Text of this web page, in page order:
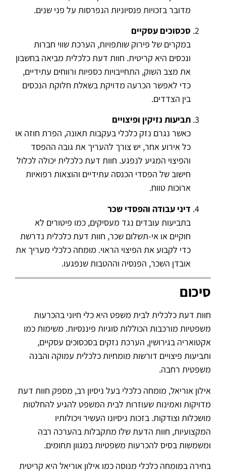
מדובר בזכויות פנסיוניות הנפרסות על פני שנים.
סכסוכים עסקיים
במקרים של פירוק שותפויות, הערכת שווי חברות
ונכסים היא קריטית. חוות דעת כלכלית מביאה בחשבון
את מצב השוק, התחייבויות כספיות ורווחים עתידיים,
כדי לאפשר הכרעה מדויקת בשאלת חלוקת הנכסים
בין הצדדים.
תביעות נזיקין ופיצויים
כאשר נגרם נזק כלכלי בעקבות תאונה, הפרת חוזה או
כל אירוע אחר, יש צורך להעריך את גובה ההפסד
והפיצוי המגיע לנפגע. חוות דעת כלכלית יכולה לכלול
חישוב של הפסדי הכנסה עתידיים והוצאות רפואיות
ארוכות טווח.
דיני עבודה והפסדי שכר
בתביעות עובדים נגד מעסיקים, כמו פיטורים לא
חוקיים או אי-תשלום שכר, חוות דעת כלכלית נדרשת
כדי לקבוע את הפיצוי הראוי. מומחה כלכלי מעריך את
אובדן השכר, הפנסיה וההטבות שנפגעו.
סיכום
חוות דעת כלכלית לבית משפט היא כלי חיוני בהכרעות
משפטיות מורכבות הכוללות סוגיות פיננסיות. משימות כמו
אקטואריה בגירושין, הערכת נזקים בסכסוכים עסקיים,
ותביעות פיצויים דורשות מומחיות כלכלית עמוקה והבנה
משפטית רחבה.
אילון אוריאל, מומחה כלכלי בעל ניסיון רב, מספק חוות דעת
מדויקות ואמינות שעוזרות לבית המשפט להגיע להחלטות
מושכלות וצודקות. בזכות ניסיונו העשיר ויכולותיו
המקצועיות, חוות הדעת שלו מתקבלות בהערכה רבה
ומשמשות בסיס להכרעות משפטיות במגוון תחומים.
בחירה במומחה כלכלי מנוסה כמו אילון אוריאל היא קריטית